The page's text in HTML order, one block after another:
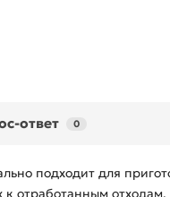
ответ 0
подходит для
отработанным